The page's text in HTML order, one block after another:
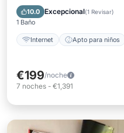
10.0 Excepcional(1 Revisar)
1 Baño
Internet Apto para niños
Ropa de cama
€199/noche
7 noches - €1,391